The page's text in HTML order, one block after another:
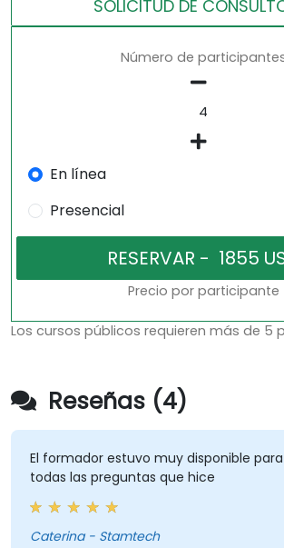
SOLICITUD DE
Número de
En línea
Presencial
Precio por participante
Los cursos públicos requieren más de 5
Reseñas (4)
El formador estuvo muy disponible
todas las preguntas que hice
Caterina - Stamtech